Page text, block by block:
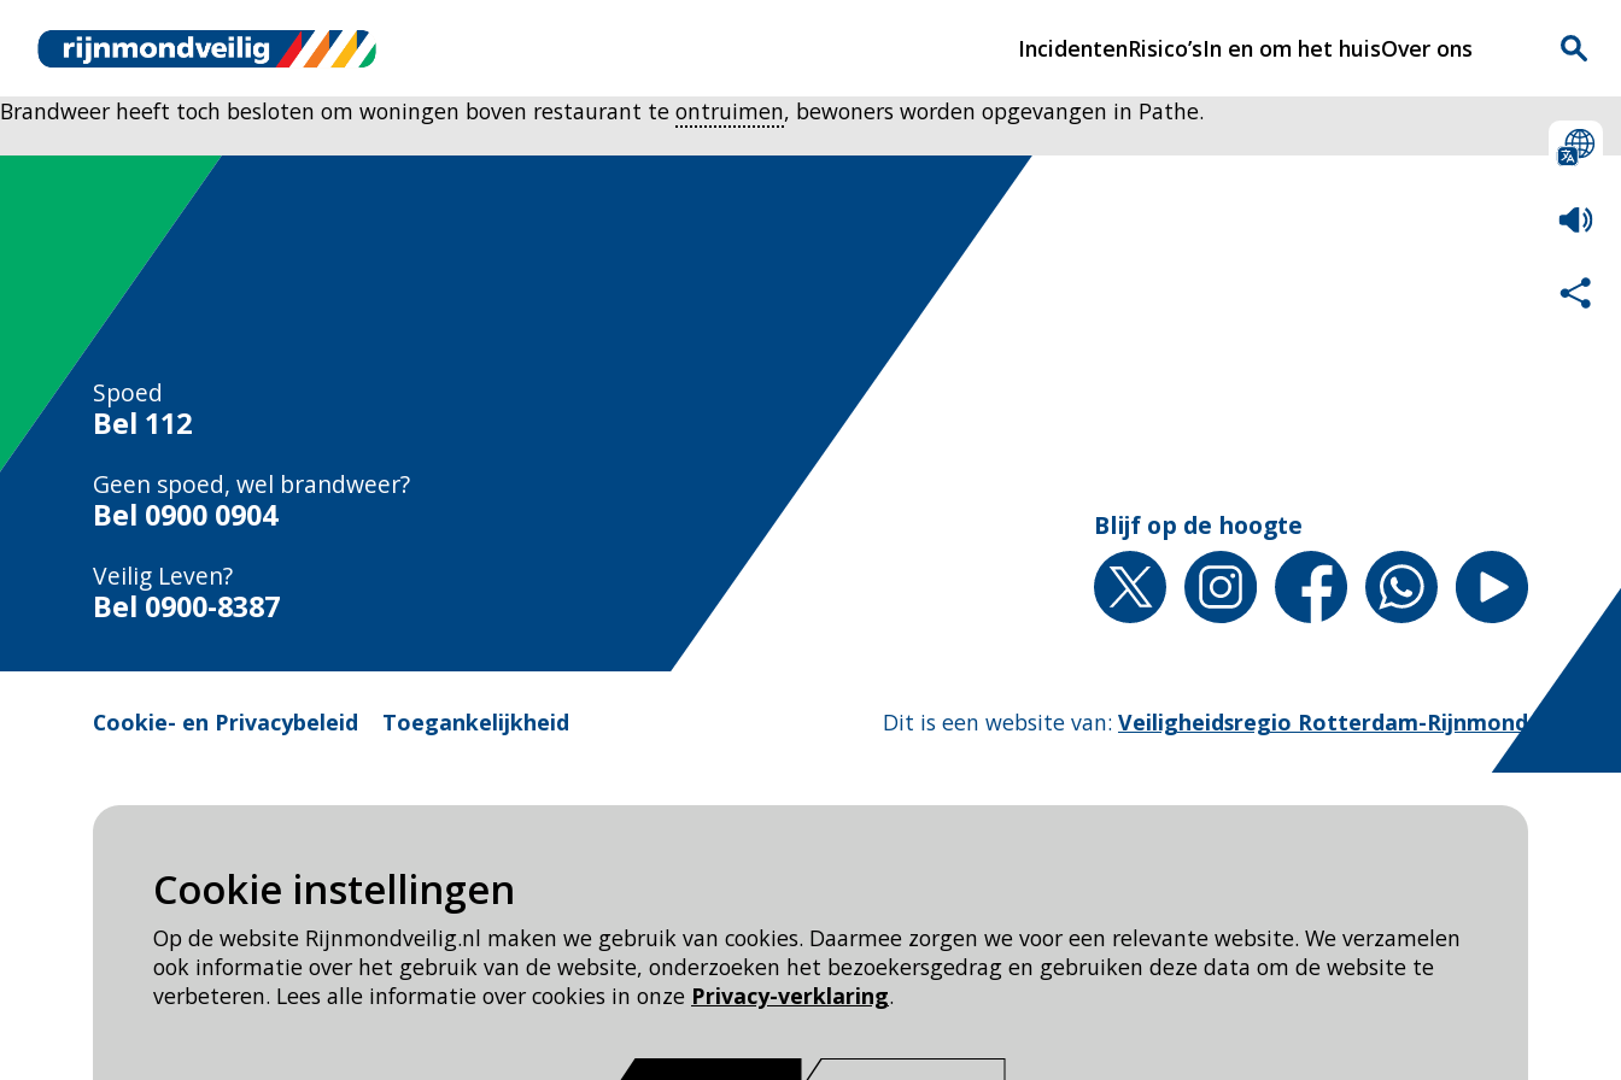
Cookie instellingen
Op de website Rijnmondveilig.nl maken we gebruik van cookies. Daarmee zorgen we voor een relevante website. We verzamelen
ook informatie over het gebruik van de website, onderzoeken het bezoekersgedrag en gebruiken deze data om de website te
verbeteren. Lees alle informatie over cookies in onze Privacy-verklaring.
Incidenten
Hulpdiensten nodig?
CIN-meldingen
Risico’sIn en om het huisOver ons
Brandweer heeft toch besloten om woningen boven restaurant te ontruimen, bewoners worden opgevangen in Pathe.
Spoed
Bel 112
Geen spoed, wel brandweer?
Bel 0900 0904
Veilig Leven?
Bel 0900-8387
Blijf op de hoogte
Cookie- en Privacybeleid Toegankelijkheid Dit is een website van: Veiligheidsregio Rotterdam-Rijnmond